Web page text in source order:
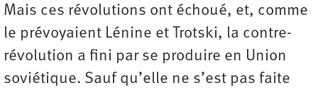
Mais ces révolutions ont échoué, et, comme
le prévoyaient Lénine et Trotski, la contre-
révolution a fini par se produire en Union
soviétique. Sauf qu’elle ne s’est pas faite